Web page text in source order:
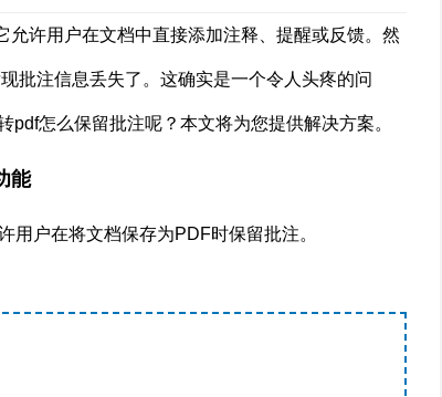
许用户在文档中直接添加注释、提醒或反馈。然
批注信息丢失了。这确实是一个令人头疼的问
怎么保留批注呢？本文将为您提供解决方案。
能
用户在将文档保存为PDF时保留批注。